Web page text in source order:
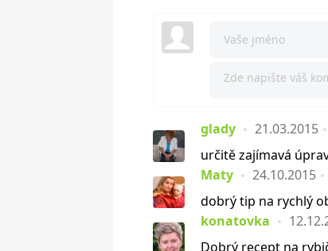
glady 21.03.2015
určitě zajímavá
Maty
24.10.2015
dobrý tip na rychlý
konatovka
Dobrý recept na